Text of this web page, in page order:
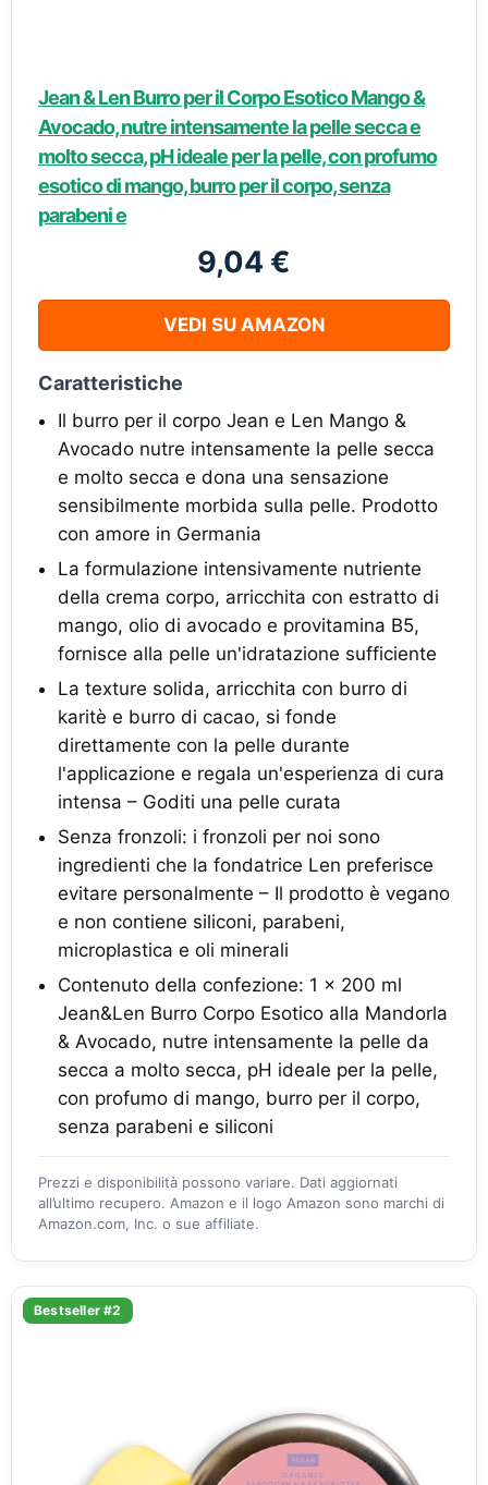
Jean & Len Burro per il Corpo Esotico Mango &
Avocado, nutre intensamente la pelle secca e
molto secca, pH ideale per la pelle, con profumo
esotico di mango, burro per il corpo, senza
parabeni e
9,04 €
VEDI SU AMAZON
Caratteristiche
Il burro per il corpo Jean e Len Mango &
Avocado nutre intensamente la pelle secca
e molto secca e dona una sensazione
sensibilmente morbida sulla pelle. Prodotto
con amore in Germania
La formulazione intensivamente nutriente
della crema corpo, arricchita con estratto di
mango, olio di avocado e provitamina B5,
fornisce alla pelle un'idratazione sufficiente
La texture solida, arricchita con burro di
karitè e burro di cacao, si fonde
direttamente con la pelle durante
l'applicazione e regala un'esperienza di cura
intensa – Goditi una pelle curata
Senza fronzoli: i fronzoli per noi sono
ingredienti che la fondatrice Len preferisce
evitare personalmente – Il prodotto è vegano
e non contiene siliconi, parabeni,
microplastica e oli minerali
Contenuto della confezione: 1 x 200 ml
Jean&Len Burro Corpo Esotico alla Mandorla
& Avocado, nutre intensamente la pelle da
secca a molto secca, pH ideale per la pelle,
con profumo di mango, burro per il corpo,
senza parabeni e siliconi
Prezzi e disponibilità possono variare. Dati aggiornati
all’ultimo recupero. Amazon e il logo Amazon sono marchi di
Amazon.com, Inc. o sue affiliate.
Bestseller #2